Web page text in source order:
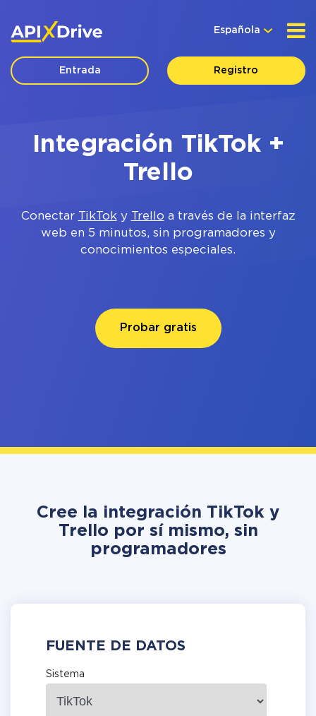
Española
Entrada Registro
Integración TikTok +
Trello
Conectar TikToky Trello a través de la interfaz
web en 5 minutos, sin programadores y
conocimientos especiales.
Probar gratis
Cree la integración TikTok y
Trello por sí mismo, sin
programadores
FUENTE DE DATOS
Sistema